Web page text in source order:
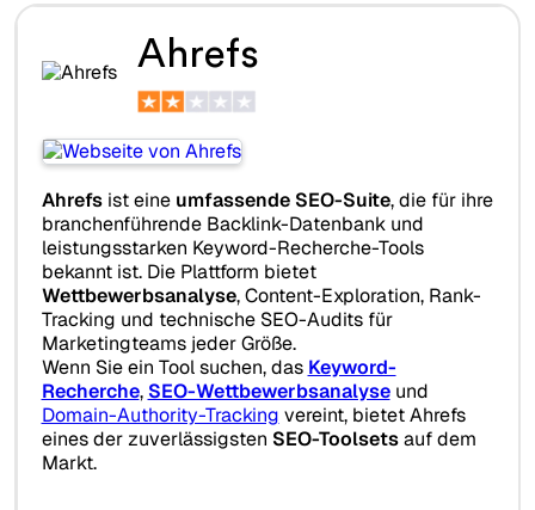
Ahrefs
Ahrefsist eine umfassende SEO-Suite, die für ihre
branchenführende Backlink-Datenbank und
leistungsstarken Keyword-Recherche-Tools
bekannt ist. Die Plattform bietet
Wettbewerbsanalyse, Content-Exploration, Rank-
Tracking und technische SEO-Audits für
Marketingteams jeder Größe.
Wenn Sie ein Tool suchen, das Keyword-
Recherche, SEO-Wettbewerbsanalyseund
Domain-Authority-Tracking vereint, bietet Ahrefs
eines der zuverlässigsten SEO-Toolsetsauf dem
Markt.